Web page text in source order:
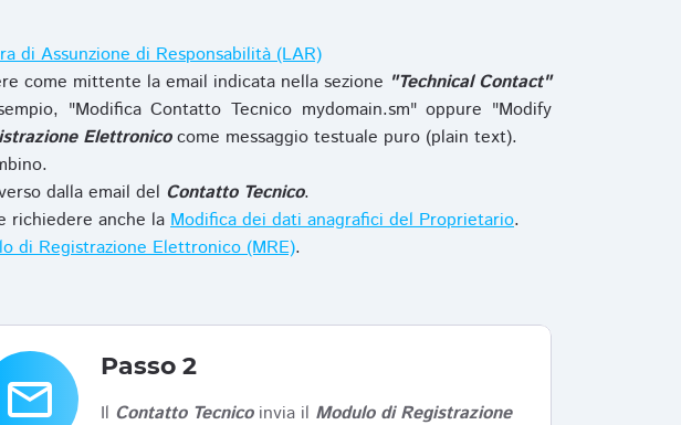
di Assunzione di Responsabilità (LAR)
come mittente la email indicata nella sezione "Technical Contact"
"Modifica Contatto Tecnico mydomain.sm" oppure "Modify
Elettronicocome messaggio testuale puro (plain text).
dalla email del Contatto Tecnico.
richiedere anche la Modifica dei dati anagrafici del Proprietario.
di Registrazione Elettronico (MRE).
email
Passo 2
Il Contatto Tecnicoinvia il Modulo di Registrazione